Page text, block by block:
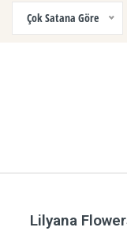
Çok Satana Göre
Lilyana